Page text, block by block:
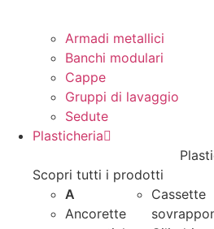
Armadi metallici
Banchi modulari
Cappe
Gruppi di lavaggio
Sedute
Plasticheria
Scopri tutti i prodotti
A
Ancorette
Cassette